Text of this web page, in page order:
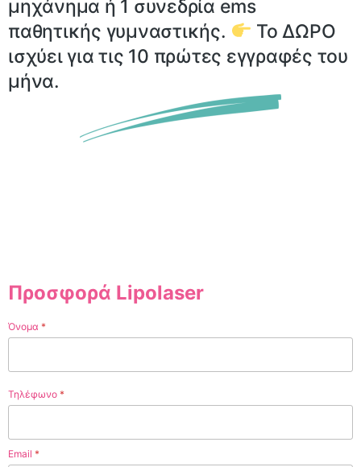
μηχάνημα ή 1 συνεδρία ems
παθητικής γυμναστικής.
Το ΔΩΡΟ
ισχύει για τις 10 πρώτες εγγραφές του
μήνα.
Προσφορά Lipolaser
Όνομα *
Τηλέφωνο *
Email *